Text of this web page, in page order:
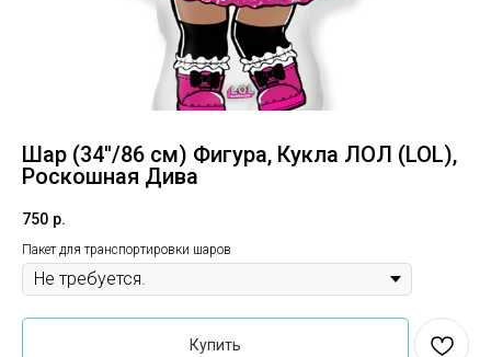
Шар (34''/86 см) Фигура, Кукла ЛОЛ (LOL),
Роскошная Дива
750 р.
Пакет для транспортировки шаров
Купить